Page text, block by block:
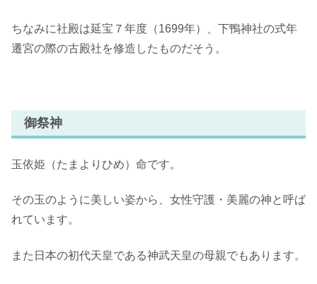
ちなみに社殿は延宝７年度（1699年）、下鴨神社の式年
遷宮の際の古殿社を修造したものだそう。
御祭神
玉依姫（たまよりひめ）命です。
その玉のように美しい姿から、女性守護・美麗の神と呼ば
れています。
また日本の初代天皇である神武天皇の母親でもあります。